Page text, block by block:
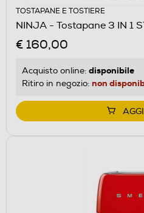
TOSTAPANE E TOSTIERE
NINJA - Tostapane 3 IN 1
€ 160,00
Acquisto online: disponibile
Ritiro in negozio: non